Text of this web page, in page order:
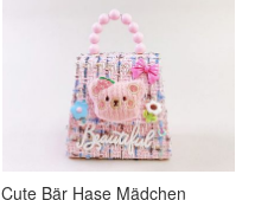
Cute Bär Hase Mädchen